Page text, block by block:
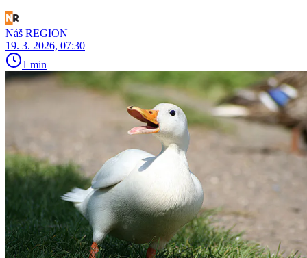
Náš REGION
19. 3. 2026, 07:30
1 min